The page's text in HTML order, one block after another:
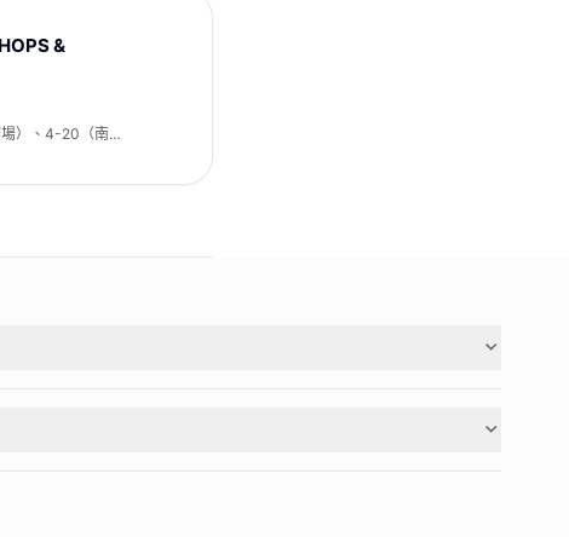
&
）、4-20（南